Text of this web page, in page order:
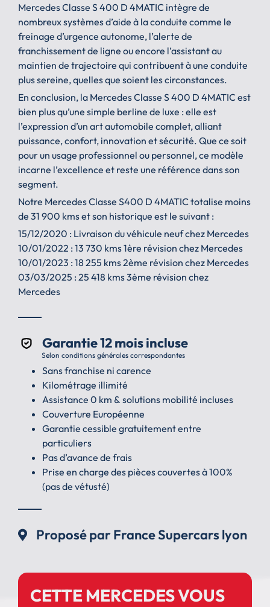
Mercedes Classe S 400 D 4MATIC intègre de
nombreux systèmes d’aide à la conduite comme le
freinage d’urgence autonome, l’alerte de
franchissement de ligne ou encore l’assistant au
maintien de trajectoire qui contribuent à une conduite
plus sereine, quelles que soient les circonstances.
En conclusion, la Mercedes Classe S 400 D 4MATIC est
bien plus qu’une simple berline de luxe : elle est
l’expression d’un art automobile complet, alliant
puissance, confort, innovation et sécurité. Que ce soit
pour un usage professionnel ou personnel, ce modèle
incarne l’excellence et reste une référence dans son
segment.
Notre Mercedes Classe S400 D 4MATIC totalise moins
de 31 900 kms et son historique est le suivant :
15/12/2020 : Livraison du véhicule neuf chez Mercedes
10/01/2022 : 13 730 kms 1ère révision chez Mercedes
10/01/2023 : 18 255 kms 2ème révision chez Mercedes
03/03/2025 : 25 418 kms 3ème révision chez
Mercedes
Garantie 12 mois incluse
Selon conditions générales correspondantes
Sans franchise ni carence
Kilométrage illimité
Assistance 0 km & solutions mobilité incluses
Couverture Européenne
Garantie cessible gratuitement entre
particuliers
Pas d’avance de frais
Prise en charge des pièces couvertes à 100%
(pas de vétusté)
Proposé par France Supercars lyon
CETTE MERCEDES VOUS